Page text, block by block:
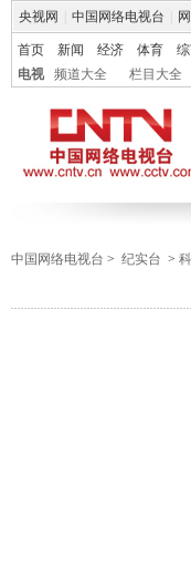
央视网 中国网络电视台
首页 新闻 经济 体育
电视
频道大全 栏目大全
中国网络电视台 > 纪实台 >